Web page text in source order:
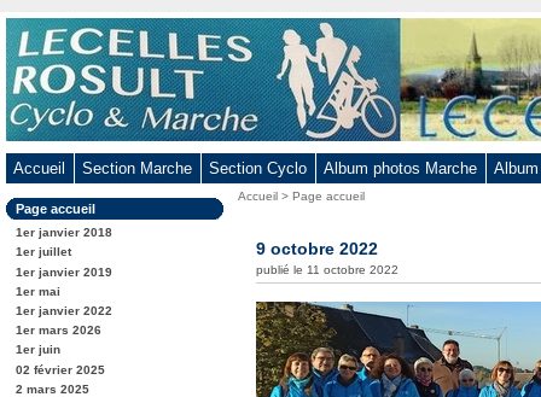
Aller
au
contenu
-
Aller
menu
principal
-
Aller
à
la
recherche
Accueil Section Marche Section Cyclo Album photos Marche
Dans
la
rubrique
:
Page accueil
1er janvier 2018
1er juillet
1er janvier 2019
1er mai
1er janvier 2022
1er mars 2026
1er juin
02 février 2025
2 mars 2025
Vous
Accueil >Page accueil
9 octobre 2022
publié le 11 octobre 2022